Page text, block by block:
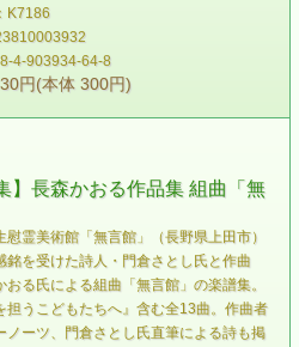
K7186
4-903934-64-8
円(本体 300円)
】長森かおる作品集 組曲「無
慰霊美術館「無言館」（長野県上田市）
銘を受けた詩人・門倉さとし氏と作曲
おる氏による組曲「無言館」の楽譜集。
担うこどもたちへ』含む全13曲。作曲者
ノーツ、門倉さとし氏直筆による詩も掲